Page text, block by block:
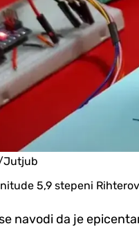
Jutjub
5,9 stepeni
navodi da je